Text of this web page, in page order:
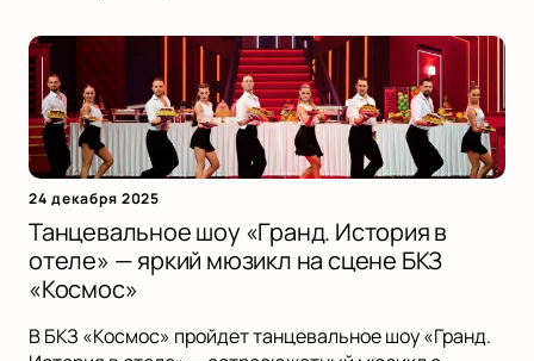
24 декабря 2025
Танцевальное шоу «Гранд. История в
отеле» — яркий мюзикл на сцене БКЗ
«Космос»
В БКЗ «Космос» пройдет танцевальное шоу «Гранд.